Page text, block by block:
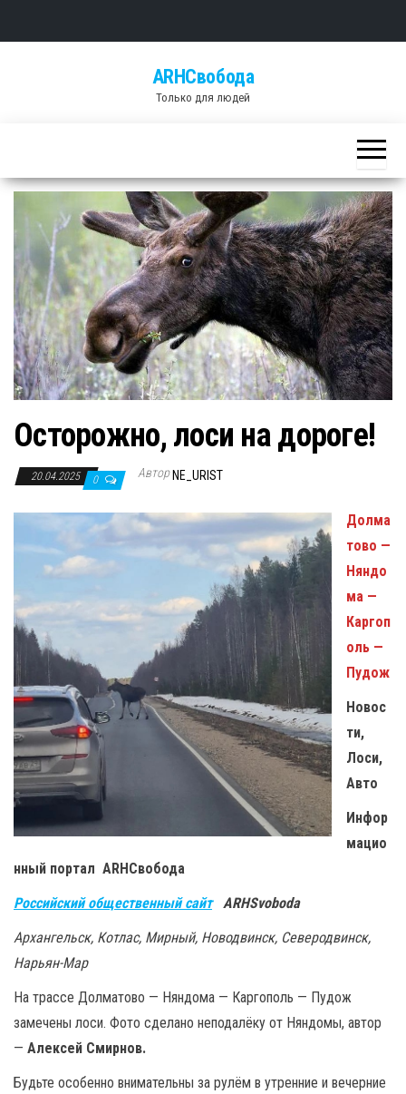
ARHСвобода
Только для людей
Осторожно, лоси на дороге!
20.04.2025 0 Автор NE_URIST
Долма
тово —
Няндо
ма —
Каргоп
оль —
Пудож
Новос
ти,
Лоси,
Авто
Инфор
мацио
нный портал ARHСвобода
Российский общественный сайтARHSvoboda
Архангельск, Котлас, Мирный, Новодвинск, Северодвинск,
Нарьян-Мар
На трассе Долматово — Няндома — Каргополь — Пудож
замечены лоси. Фото сделано неподалёку от Няндомы, автор
— Алексей Смирнов.
Будьте особенно внимательны за рулём в утренние и вечерние